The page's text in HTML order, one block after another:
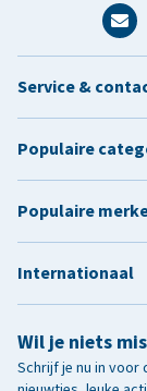
Wil je niets
Schrijf je nu in voor
Service &
Populaire
Populaire
Internationaal